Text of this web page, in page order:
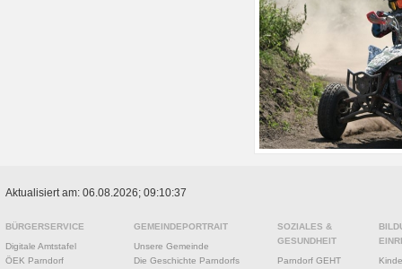
Aktualisiert am: 06.08.2026; 09:10:37
BÜRGERSERVICE
Digitale Amtstafel
ÖEK Parndorf
GEMEINDEPORTRAIT
Unsere Gemeinde
Die Geschichte Parndorfs
SOZIALES &
GESUNDHEIT
Parndorf GEHT